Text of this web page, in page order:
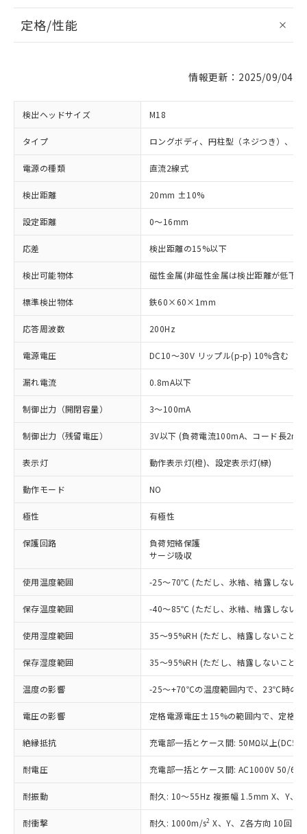
定格/性能
情報更新：2025/09/04
検出ヘッドサイズ M18
タイプ ロングボディ、円柱型（ネジつき）、非
電源の種類 直流2線式
検出距離 20mm ±10%
設定距離 0～16mm
応差 検出距離の15%以下
検出可能物体 磁性金属(非磁性金属は検出距離が低下
標準検出物体 鉄60×60×1mm
応答周波数 200Hz
電源電圧 DC10～30V リップル(p-p) 10%含む
漏れ電流 0.8mA以下
制御出力（開閉容量） 3～100mA
制御出力（残留電圧） 3V以下 (負荷電流100mA、コード長2m
表示灯 動作表示灯(橙)、設定表示灯(緑)
動作モード NO
極性 有極性
保護回路
負荷短絡保護
サージ吸収
使用温度範囲 -25～70℃ (ただし、氷結、結露しない
保存温度範囲 -40～85℃ (ただし、氷結、結露しない
使用湿度範囲 35～95%RH (ただし、結露しないこと)
保存湿度範囲 35～95%RH (ただし、結露しないこと)
温度の影響 -25～+70℃の温度範囲内で、23℃時の
電圧の影響 定格電源電圧±15%の範囲内で、定格
絶縁抵抗 充電部一括とケース間: 50MΩ以上
耐電圧 充電部一括とケース間: AC1000V 50/
耐振動 耐久: 10～55Hz 複振幅 1.5mm X、Y、Z
耐衝撃 耐久: 1000m/s2 X、Y、Z各方向 10回
ご利用条件
以下の条件をお読みいただき、同意のうえ
ご利用ください。
本サービスは、当社制御機器事業取扱
商品の当社在庫状況および標準価格
(税抜)を提供させていただくもので
当社制御機器事業取扱商品の中には、
本サービスの対象外となる商品もある
ことをご了承ください。
在庫状況および標準価格照会結果は、
記載している更新日時点での社内デー
タに基づき作成されるものであり、閲
対応済み：EU RoHS指令（10物質）の
非含有に対応した製品が提供可能な商品で
す。
対応予定：EU RoHS指令（10物質）の非含
有に対応した製品に切り替える予定のある
対応予定なし：EU RoHS指令（10物質）の
非含有に非対応の商品で、対応品を出す予
調査・確認中：EU RoHS指令（10物質）の
非含有の対応状況を調査中または確認中の
商品です。
非該当品：ライセンス料など無形物で、有
害物質有無と関係のない商品です。
仕入先様の事情により、非含有部品として
いたものが、含有品と判明した場合などや
むを得ず変更することがあります。
鉛(Pb) 1000ppm以下、 水銀(Hg) 1000ppm以下、 カド
※1 中国RoHS○×表
「○」：最大均質材料含有率が中国RoHSの
基準値以下であることを示します。
「×」：最大均質材料含有率が中国RoHSの
基準値を超えていることを示します。
「－」：未確認です。当社販売部門へお問
*中国RoHS10物質の基準値 (GB/T26572)：
当社は、これら貴社製品のうち、外国
為替および外国貿易法に定める商品
（以下｢規制貨物等」という）を輸出
または国外への提供する場合は、日本